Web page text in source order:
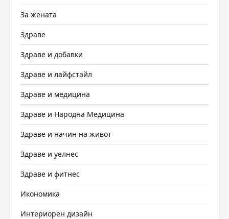
За жената
Здраве
Здраве и добавки
Здраве и лайфстайл
Здраве и медицина
Здраве и Народна Медицина
Здраве и начин на живот
Здраве и уелнес
Здраве и фитнес
Икономика
Интериорен дизайн